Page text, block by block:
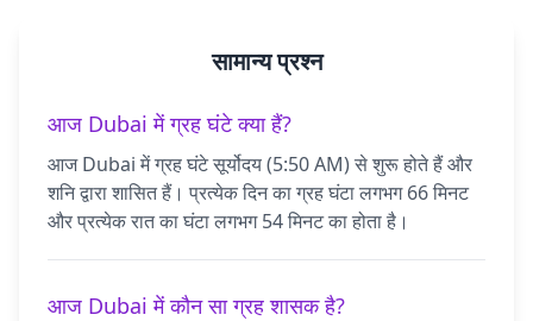
सामान्य प्रश्न
आज Dubai में ग्रह घंटे क्या हैं?
आज Dubai में ग्रह घंटे सूर्योदय (5:50 AM) से शुरू होते हैं और
शनि द्वारा शासित हैं। प्रत्येक दिन का ग्रह घंटा लगभग 66 मिनट
और प्रत्येक रात का घंटा लगभग 54 मिनट का होता है।
आज Dubai में कौन सा ग्रह शासक है?